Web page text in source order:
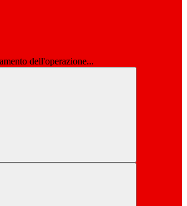
dell'operazione...